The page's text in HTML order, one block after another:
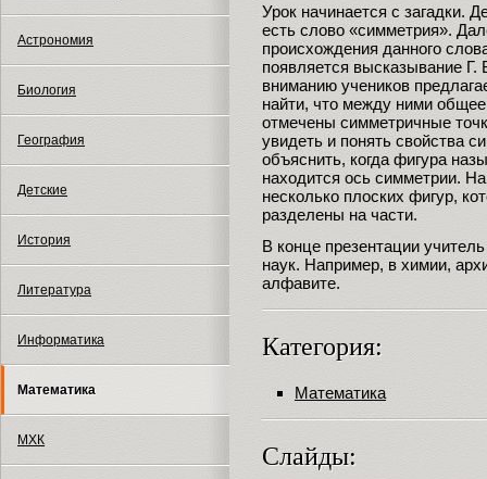
Астрономия
Биология
География
Детские
История
Литература
Информатика
Математика
МХК
Урок начинается с загадки.
есть слово «симметрия».
происхождения данного
появляется высказывание
вниманию учеников
найти, что между ними
отмечены симметричные
увидеть и понять свойства
объяснить, когда фигура
находится ось симметрии.
несколько плоских фигур,
разделены на части.
В конце презентации
наук. Например, в химии,
алфавите.
Категория:
Математика
Слайды: